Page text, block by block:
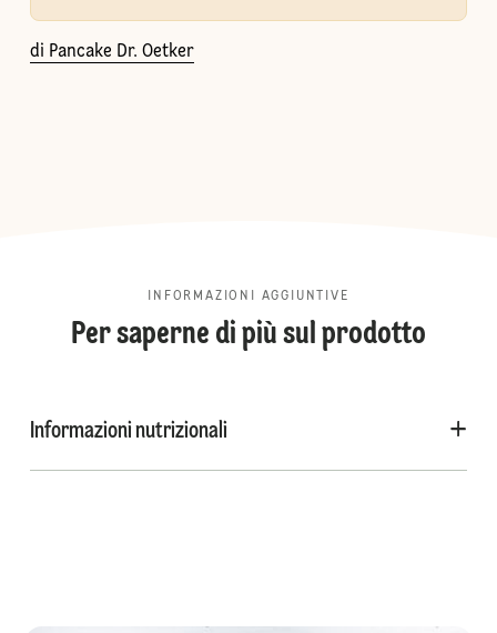
di Pancake Dr. Oetker
INFORMAZIONI AGGIUNTIVE
Per saperne di più sul prodotto
Informazioni nutrizionali